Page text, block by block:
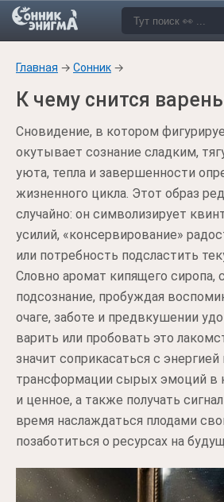
Главная → Сонник →
К чему снится
Сновидение, в котором
окутывает сознание сладким,
уюта, тепла и завершенности
жизненного цикла. Этот образ
случайно: он символизирует
усилий, «консервирование»
или потребность подсластить
Словно аромат кипящего сиропа,
подсознание, пробуждая
очаге, заботе и предвкушении
варить или пробовать это
значит соприкасаться с энергией
трансформации сырых эмоций в
и ценное, а также получать
время наслаждаться плодами
позаботиться о ресурсах на